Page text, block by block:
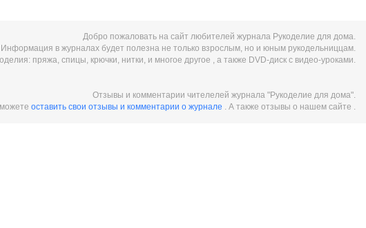
Добро пожаловать на сайт любителей журнала Рукоделие для дома.
Информация в журналах будет полезна не только взрослым, но и юным рукодельниццам.
пряжа, спицы, крючки, нитки, и многое другое , а также DVD-диск с видео-уроками.
Отзывы и комментарии чителелей журнала "Рукоделие для дома".
оставить свои отзывы и комментарии о журнале . А также отзывы о нашем сайте .